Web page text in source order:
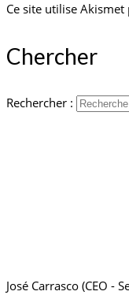
Ce site utilise
Chercher
Rechercher :
José Carrasco (CEO -